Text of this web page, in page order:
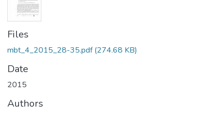
Files
mbt_4_2015_28-35.pdf(274.68 KB)
Date
2015
Authors